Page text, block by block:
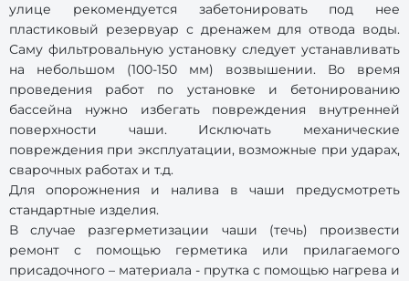
улице рекомендуется забетонировать под нее
пластиковый резервуар с дренажем для отвода воды.
Саму фильтровальную установку следует устанавливать
на небольшом (100-150 мм) возвышении. Во время
проведения работ по установке и бетонированию
бассейна нужно избегать повреждения внутренней
поверхности чаши. Исключать механические
повреждения при эксплуатации, возможные при ударах,
сварочных работах и т.д.
Для опорожнения и налива в чаши предусмотреть
стандартные изделия.
В случае разгерметизации чаши (течь) произвести
ремонт с помощью герметика или прилагаемого
присадочного – материала - прутка с помощью нагрева и